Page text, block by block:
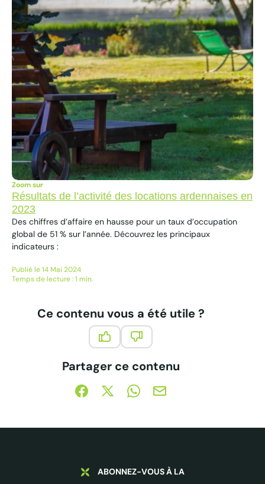
Résultats de l’activité des locations ardennaises en
2023
Zoom sur
Des chiffres d’affaire en hausse pour un taux d’occupation
global de 51 % sur l’année. Découvrez les principaux
indicateurs :
Publié le 14 Mai 2024
Temps de lecture : 1 min.
Ce contenu vous a été utile ?
Partager ce contenu
Partager sur Facebook (nouvelle fenêtre)
Partager sur X / Twitter (nouvelle
Partager sur WhatsApp
Partager par mail
ABONNEZ-VOUS À LA